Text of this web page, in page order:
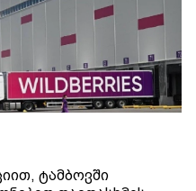
ტამბოვში